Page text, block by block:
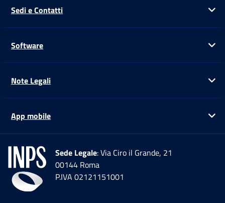
Sedi e Contatti
Software
Note Legali
App mobile
Sede Legale: Via Ciro il Grande, 21
00144 Roma
P.IVA 02121151001